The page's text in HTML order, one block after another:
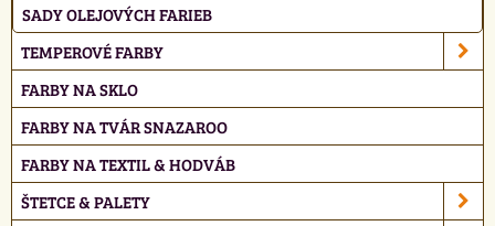
SADY OLEJOVÝCH FARIEB
TEMPEROVÉ FARBY
FARBY NA SKLO
FARBY NA TVÁR SNAZAROO
FARBY NA TEXTIL & HODVÁB
ŠTETCE & PALETY